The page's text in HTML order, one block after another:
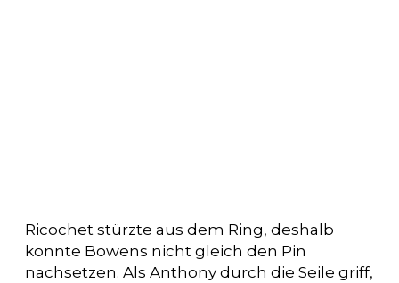
Ricochet stürzte aus dem Ring, deshalb
konnte Bowens nicht gleich den Pin
nachsetzen. Als Anthony durch die Seile griff,